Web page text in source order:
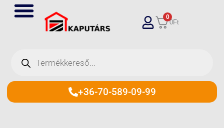
Skip
0
0Ft
+36-70-589-09-99